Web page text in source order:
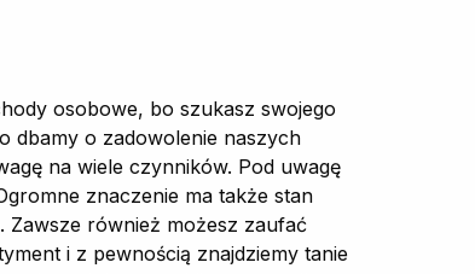
osobowe, bo szukasz swojego
dbamy o zadowolenie naszych
na wiele czynników. Pod uwagę
znaczenie ma także stan
Zawsze również możesz zaufać
i z pewnością znajdziemy tanie